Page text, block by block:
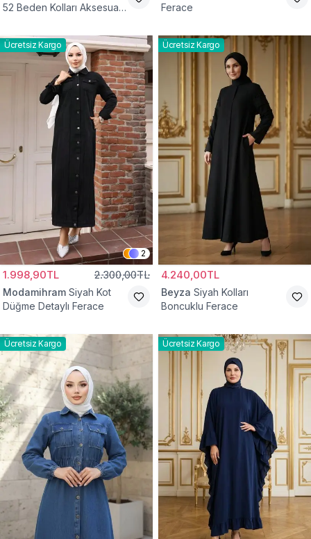
52 Beden Kolları Aksesuar
Ferace
Ücretsiz Kargo
2
1.998,90TL 2.300,00TL
Modamihram Siyah Kot
Düğme Detaylı Ferace
Ücretsiz Kargo
4.240,00TL
Beyza Siyah Kolları
Boncuklu Ferace
Ücretsiz Kargo Ücretsiz Kargo